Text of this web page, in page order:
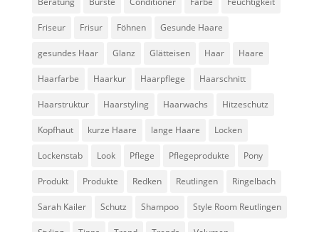
Friseur Frisur Föhnen Gesunde Haare
gesundes Haar Glanz Glätteisen Haar Haare
Haarfarbe Haarkur Haarpflege Haarschnitt
Haarstruktur Haarstyling Haarwachs Hitzeschutz
Kopfhaut kurze Haare lange Haare Locken
Lockenstab Look Pflege Pflegeprodukte Pony
Produkt Produkte Redken Reutlingen Ringelbach
Sarah Kailer Schutz Shampoo Style Room Reutlingen